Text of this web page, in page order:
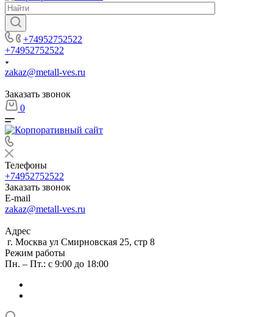
+74952752522
+74952752522
zakaz@metall-ves.ru
Заказать звонок
0
Телефоны
+74952752522
Заказать звонок
E-mail
zakaz@metall-ves.ru
Адрес
г. Москва ул Смирновская 25, стр 8
Режим работы
Пн. – Пт.: с 9:00 до 18:00